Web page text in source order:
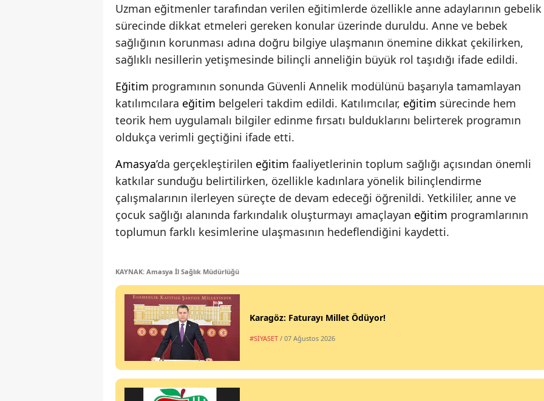
Uzman eğitmenler tarafından verilen eğitimlerde özellikle anne adaylarının gebelik
sürecinde dikkat etmeleri gereken konular üzerinde duruldu. Anne ve bebek
sağlığının korunması adına doğru bilgiye ulaşmanın önemine dikkat çekilirken,
sağlıklı nesillerin yetişmesinde bilinçli anneliğin büyük rol taşıdığı ifade edildi.
Eğitim programının sonunda Güvenli Annelik modülünü başarıyla tamamlayan
katılımcılara eğitim belgeleri takdim edildi. Katılımcılar, eğitim sürecinde hem
teorik hem uygulamalı bilgiler edinme fırsatı bulduklarını belirterek programın
oldukça verimli geçtiğini ifade etti.
Amasya’da gerçekleştirilen eğitim faaliyetlerinin toplum sağlığı açısından önemli
katkılar sunduğu belirtilirken, özellikle kadınlara yönelik bilinçlendirme
çalışmalarının ilerleyen süreçte de devam edeceği öğrenildi. Yetkililer, anne ve
çocuk sağlığı alanında farkındalık oluşturmayı amaçlayan eğitim programlarının
toplumun farklı kesimlerine ulaşmasının hedeflendiğini kaydetti.
KAYNAK: Amasya İl Sağlık Müdürlüğü
Karagöz: Faturayı Millet Ödüyor!
#SİYASET / 07 Ağustos 2026